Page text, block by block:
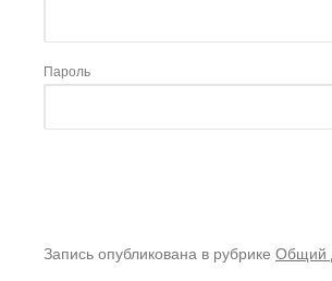
Пароль
Запись опубликована в рубрике Общий